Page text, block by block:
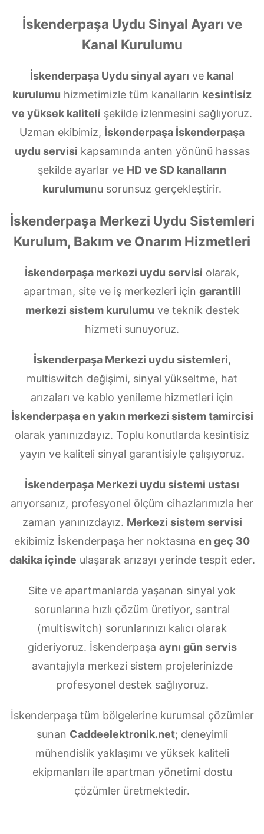
İskenderpaşa Uydu Sinyal Ayarı ve
Kanal Kurulumu
İskenderpaşa Uydu sinyal ayarı ve kanal
kurulumu hizmetimizle tüm kanalların kesintisiz
ve yüksek kaliteli şekilde izlenmesini sağlıyoruz.
Uzman ekibimiz, İskenderpaşa İskenderpaşa
uydu servisi kapsamında anten yönünü hassas
şekilde ayarlar ve HD ve SD kanalların
kurulumunu sorunsuz gerçekleştirir.
İskenderpaşa Merkezi Uydu Sistemleri
Kurulum, Bakım ve Onarım Hizmetleri
İskenderpaşa merkezi uydu servisi olarak,
apartman, site ve iş merkezleri için garantili
merkezi sistem kurulumu ve teknik destek
hizmeti sunuyoruz.
İskenderpaşa Merkezi uydu sistemleri,
multiswitch değişimi, sinyal yükseltme, hat
arızaları ve kablo yenileme hizmetleri için
İskenderpaşa en yakın merkezi sistem tamircisi
olarak yanınızdayız. Toplu konutlarda kesintisiz
yayın ve kaliteli sinyal garantisiyle çalışıyoruz.
İskenderpaşa Merkezi uydu sistemi ustası
arıyorsanız, profesyonel ölçüm cihazlarımızla her
zaman yanınızdayız. Merkezi sistem servisi
ekibimiz İskenderpaşa her noktasına en geç 30
dakika içinde ulaşarak arızayı yerinde tespit eder.
Site ve apartmanlarda yaşanan sinyal yok
sorunlarına hızlı çözüm üretiyor, santral
(multiswitch) sorunlarınızı kalıcı olarak
gideriyoruz. İskenderpaşa aynı gün servis
avantajıyla merkezi sistem projelerinizde
profesyonel destek sağlıyoruz.
İskenderpaşa tüm bölgelerine kurumsal çözümler
sunan Caddeelektronik.net; deneyimli
mühendislik yaklaşımı ve yüksek kaliteli
ekipmanları ile apartman yönetimi dostu
çözümler üretmektedir.